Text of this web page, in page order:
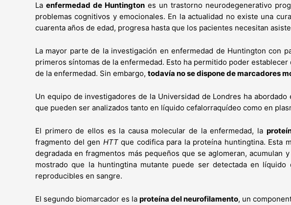
Laenfermedad de Huntington es un trastorno neurodegenerativo
problemas cognitivos y emocionales. En la actualidad no existe una
cuarenta años de edad, progresa hasta que los pacientes necesitan
La mayor parte de la investigación en enfermedad de Huntington con
primeros síntomas de la enfermedad. Esto ha permitido poder
de la enfermedad. Sin embargo, todavía no se dispone de marcadores
Un equipo de investigadores de la Universidad de Londres ha
que pueden ser analizados tanto en líquido cefalorraquídeo como en
El primero de ellos es la causa molecular de la enfermedad, la
fragmento del gen HTTque codifica para la proteína huntingtina. Esta
degradada en fragmentos más pequeños que se aglomeran,
mostrado que la huntingtina mutante puede ser detectada en
reproducibles en sangre.
El segundo biomarcador es la proteína del neurofilamento, un